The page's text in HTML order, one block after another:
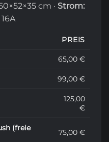
cm · Strom:
PREIS
65,00 €
99,00 €
125,00
€
(freie
75,00 €